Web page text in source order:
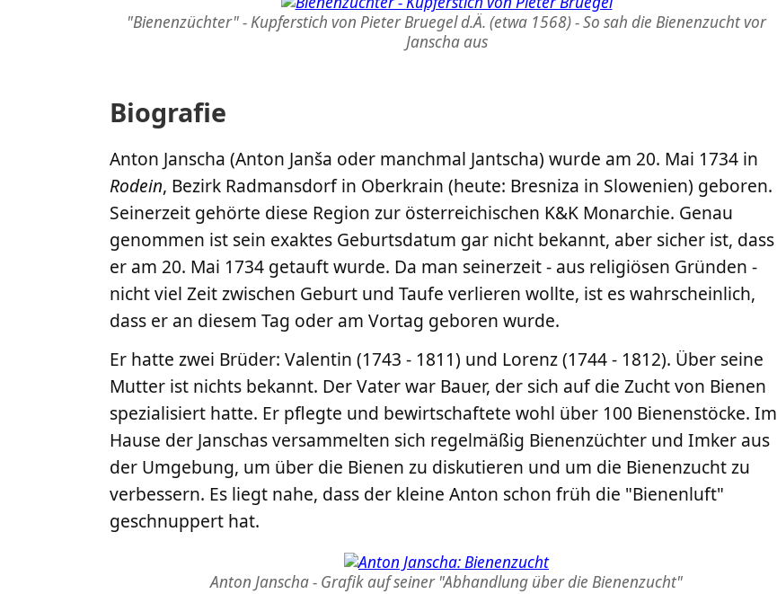
"Bienenzüchter" - Kupferstich von Pieter Bruegel d.Ä. (etwa 1568) - So sah die Bienenzucht vor
Janscha aus
Biografie
Anton Janscha (Anton Janša oder manchmal Jantscha) wurde am 20. Mai 1734 in
Rodein, Bezirk Radmansdorf in Oberkrain (heute: Bresniza in Slowenien) geboren.
Seinerzeit gehörte diese Region zur österreichischen K&K Monarchie. Genau
genommen ist sein exaktes Geburtsdatum gar nicht bekannt, aber sicher ist, dass
er am 20. Mai 1734 getauft wurde. Da man seinerzeit - aus religiösen Gründen -
nicht viel Zeit zwischen Geburt und Taufe verlieren wollte, ist es wahrscheinlich,
dass er an diesem Tag oder am Vortag geboren wurde.
Er hatte zwei Brüder: Valentin (1743 - 1811) und Lorenz (1744 - 1812). Über seine
Mutter ist nichts bekannt. Der Vater war Bauer, der sich auf die Zucht von Bienen
spezialisiert hatte. Er pflegte und bewirtschaftete wohl über 100 Bienenstöcke. Im
Hause der Janschas versammelten sich regelmäßig Bienenzüchter und Imker aus
der Umgebung, um über die Bienen zu diskutieren und um die Bienenzucht zu
verbessern. Es liegt nahe, dass der kleine Anton schon früh die "Bienenluft"
geschnuppert hat.
Anton Janscha - Grafik auf seiner "Abhandlung über die Bienenzucht"